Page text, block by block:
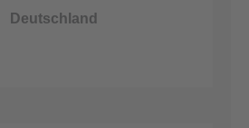
Deutschland